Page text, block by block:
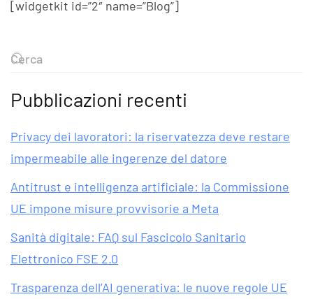
[widgetkit id=”2″ name=”Blog”]
Pubblicazioni recenti
Privacy dei lavoratori: la riservatezza deve restare
impermeabile alle ingerenze del datore
Antitrust e intelligenza artificiale: la Commissione
UE impone misure provvisorie a Meta
Sanità digitale: FAQ sul Fascicolo Sanitario
Elettronico FSE 2.0
Trasparenza dell’AI generativa: le nuove regole UE